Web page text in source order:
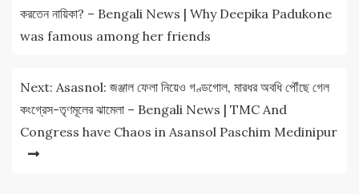
navigation
করতেন নায়িকা? – Bengali News | Why Deepika Padukone
was famous among her friends
Next: Asasnol: জঞ্জাল ফেলা নিয়েও গণ্ডগোল, মারধর অবধি পৌঁছে গেল
কংগ্রেস-তৃণমূলের ঝামেলা – Bengali News | TMC And
Congress have Chaos in Asansol Paschim Medinipur